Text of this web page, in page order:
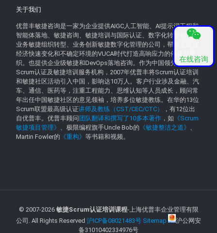
关于我们
优普丰敏捷咨询是一家为企业提供AIGC人工智能、AI提示词工程和
智能体落地、敏捷咨询、敏捷培训与国际认证、数字化转型教育、
业务敏捷组织转型、业务创新敏捷数字化管理的公司，帮助企业在
经济快速变化和不确定环境的VUCA时代打造高响应力的催化型组
织。也提供企业级敏捷和DevOps落地咨询。作为中国领先的
Scrum认证及敏捷培训服务机构，2007年优普丰将Scrum认证培训
和敏捷社区活动引入中国，影响达10万人。客户行业涉及金融、汽
车、通信、医药等，注重工程能力、思维认知等人员成长，顾问常
年出任中国敏捷社区的意见领袖，培养多位敏捷教练。在华的13位
Scrum联盟最高级认证讲师及教练（CST/CEC/CTC）
，有12位出
自优普丰。优普丰顾问 团队翻译和撰写了10多本著作 ，如 《Scrum
敏捷项目管理》 、极限编程旗手Uncle Bob的 《敏捷整洁之道》 、
Martin Fowler的 《重构》 等书籍和视频。
© 2007-2026 敏捷Scrum认证培训课程-上海优普丰企业管理有限
公司. All Rights Reserved 沪ICP备08021483号 Sitemap
沪公网安
备31010402334976号
在线咨询